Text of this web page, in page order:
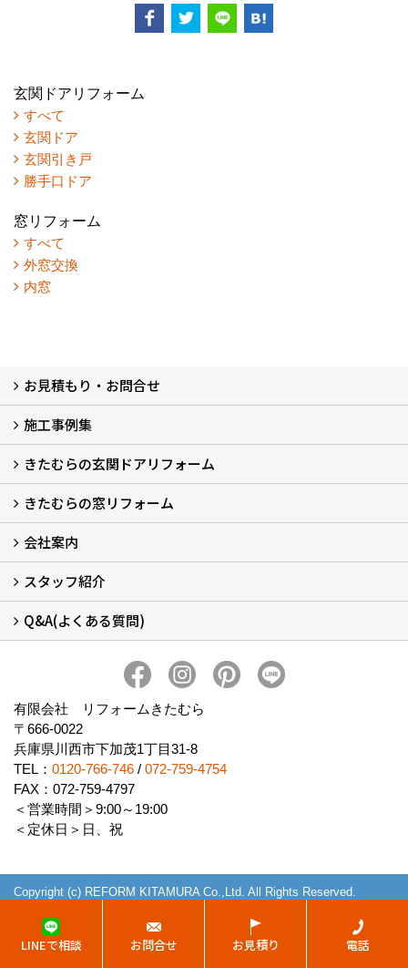
玄関ドアリフォーム
すべて
玄関ドア
玄関引き戸
勝手口ドア
窓リフォーム
すべて
外窓交換
内窓
お見積もり・お問合せ
LINEで概算見積もり
チャットで質問
問い合わせフォームから
オンライン相談
電話で相談
無料現地調査をご希望の方
施工事例集
玄関ドアリフォーム
玄関引戸リフォーム
勝手口ドアリフォーム
窓リフォーム
きたむらの玄関ドアリフォーム
玄関ドアリフォームについて
リシェントについて (23)
・玄関ドアバリエーション (52)
・玄関引戸バリエーション (44)
・勝手口ドアバリエーション (11)
安心の自社施工
無料点検
保証について
価格について
概算見積について (2)
きたむらの窓リフォーム
窓リフォームについて (5)
・内窓設置-LIXILインプラス
・内窓設置-AGCまどまど
・窓交換
・エコガラス交換
・防犯・防災ガラス交換
会社案内
会社概要 (2)
ブログ
アクセス
施工エリア
施工までの流れ
SNSインフォメーション
チャット機能
オンライン打合わせ
補助金について (2)
スタッフ紹介
スタッフ紹介
Q&A(よくある質問)
有限会社 リフォームきたむら
〒666-0022
兵庫県川西市下加茂1丁目31-8
TEL： 0120-766-746 / 072-759-4754
FAX：072-759-4797
＜営業時間＞9:00～19:00
＜定休日＞日、祝
Copyright (c) REFORM KITAMURA Co.,Ltd. All Rights Reserved.
LINEで相談 お問合せ お見積り 電話